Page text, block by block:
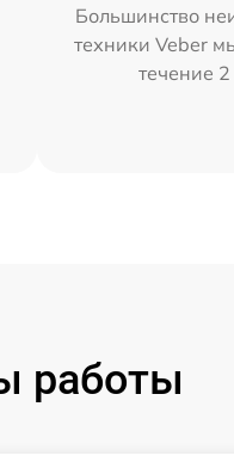
Большинство
техники Veber
течение
работы